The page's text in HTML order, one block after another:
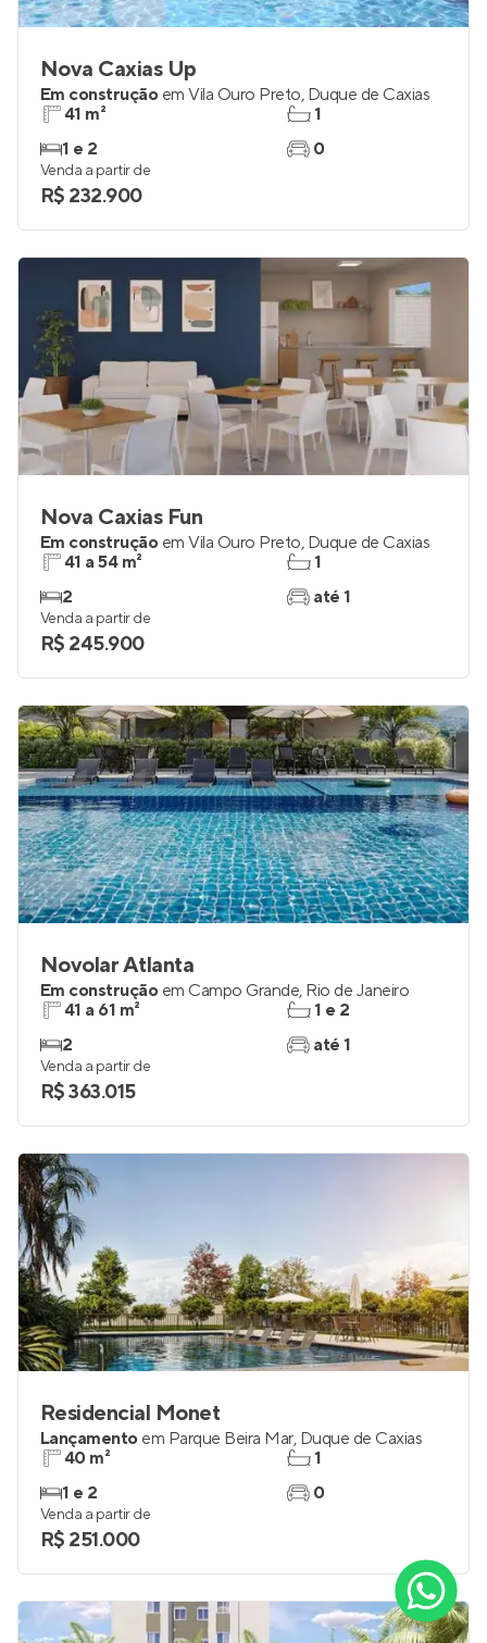
Nova Caxias Up
Em construção em Vila Ouro Preto, Duque de Caxias
41 m²
1 e 2
1
0
Venda a partir de
R$ 232.900
Nova Caxias Fun
Em construção em Vila Ouro Preto, Duque de Caxias
41 a 54 m²
2
1
até 1
Venda a partir de
R$ 245.900
Novolar Atlanta
Em construção em Campo Grande, Rio de Janeiro
41 a 61 m²
2
1 e 2
até 1
Venda a partir de
R$ 363.015
Residencial Monet
Lançamento em Parque Beira Mar, Duque de Caxias
40 m²
1 e 2
1
0
Venda a partir de
R$ 251.000